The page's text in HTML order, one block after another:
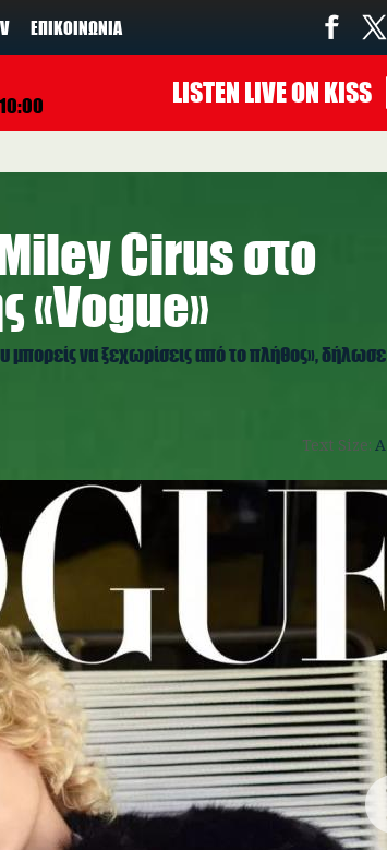
ΕΠΙΚΟΙΝΩΝΊΑ
LISTEN LIVEON KISS
Cirus στο
«Vogue»
μπορείς να ξεχωρίσεις από το πλήθος», δήλωσε
Text Size: A